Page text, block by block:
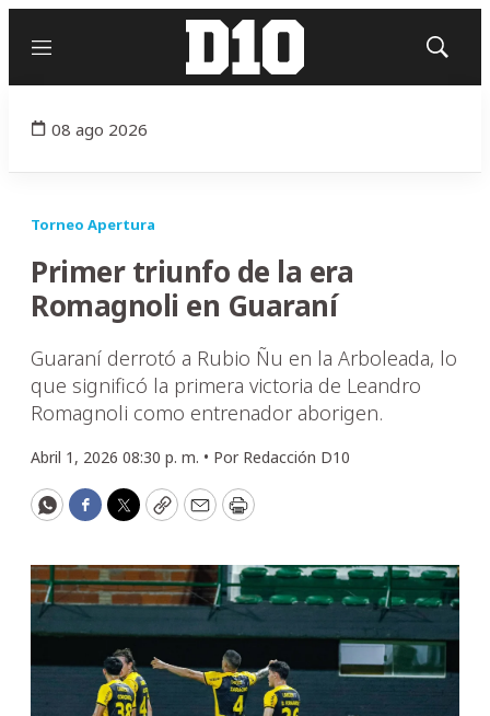
Menú
Mostrar
08 ago 2026
Torneo Apertura
Primer triunfo de la era
Romagnoli en Guaraní
Guaraní derrotó a Rubio Ñu en la Arboleada, lo
que significó la primera victoria de Leandro
Romagnoli como entrenador aborigen.
Abril 1, 2026 08:30 p. m. • Por Redacción D10
WhatsApp
Facebook
Twitter
CopyEmailPrint